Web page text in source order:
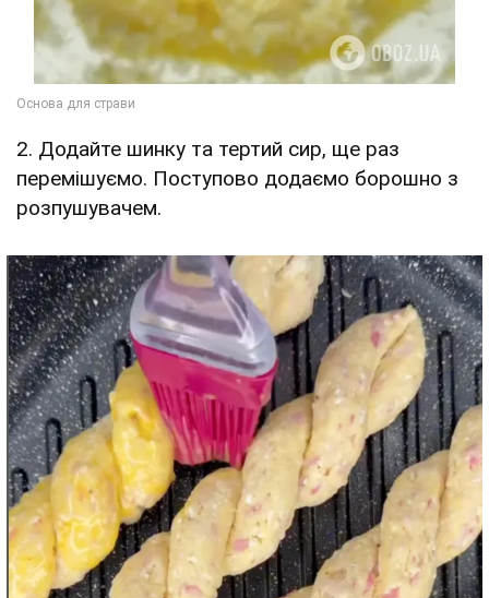
2. Додайте шинку та тертий сир, ще раз
перемішуємо. Поступово додаємо борошно з
розпушувачем.